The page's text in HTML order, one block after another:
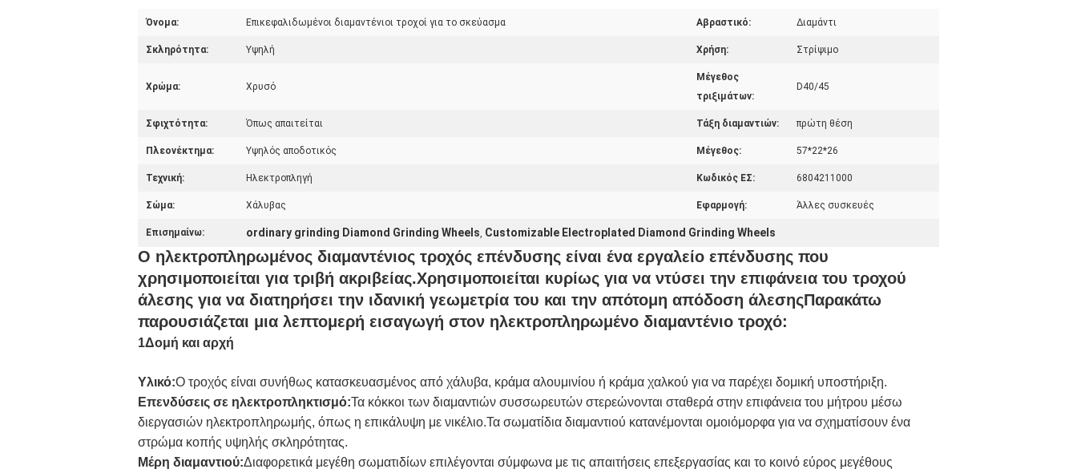
Όνομα: Επικεφαλιδωμένοι διαμαντένιοι τροχοί για το σκεύασμα Αβραστικό: Διαμάντι
Σκληρότητα: Υψηλή Χρήση: Στρίψιμο
Χρώμα: Χρυσό
Μέγεθος
τριξιμάτων:
D40/45
Σφιχτότητα: Όπως απαιτείται Τάξη διαμαντιών: πρώτη θέση
Πλεονέκτημα: Υψηλός αποδοτικός Μέγεθος: 57*22*26
Τεχνική: Ηλεκτροπληγή Κωδικός ΕΣ: 6804211000
Σώμα: Χάλυβας Εφαρμογή: Άλλες συσκευές
Επισημαίνω: ordinary grinding Diamond Grinding Wheels, Customizable Electroplated Diamond Grinding Wheels
Ο ηλεκτροπληρωμένος διαμαντένιος τροχός επένδυσης είναι ένα εργαλείο επένδυσης που
χρησιμοποιείται για τριβή ακριβείας.Χρησιμοποιείται κυρίως για να ντύσει την επιφάνεια του τροχού
άλεσης για να διατηρήσει την ιδανική γεωμετρία του και την απότομη απόδοση άλεσηςΠαρακάτω
παρουσιάζεται μια λεπτομερή εισαγωγή στον ηλεκτροπληρωμένο διαμαντένιο τροχό:
1Δομή και αρχή
Υλικό:Ο τροχός είναι συνήθως κατασκευασμένος από χάλυβα, κράμα αλουμινίου ή κράμα χαλκού για να παρέχει δομική υποστήριξη.
Επενδύσεις σε ηλεκτροπληκτισμό:Τα κόκκοι των διαμαντιών συσσωρευτών στερεώνονται σταθερά στην επιφάνεια του μήτρου μέσω
διεργασιών ηλεκτροπληρωμής, όπως η επικάλυψη με νικέλιο.Τα σωματίδια διαμαντιού κατανέμονται ομοιόμορφα για να σχηματίσουν ένα
στρώμα κοπής υψηλής σκληρότητας.
Μέρη διαμαντιού:Διαφορετικά μεγέθη σωματιδίων επιλέγονται σύμφωνα με τις απαιτήσεις επεξεργασίας και το κοινό εύρος μεγέθους